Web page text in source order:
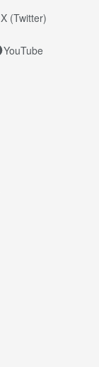
X (Twitter)
YouTube